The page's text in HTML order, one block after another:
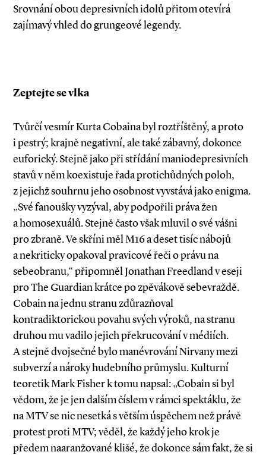
Srovnání obou depresivních idolů přitom otevírá
zajímavý vhled do grungeové legendy.
Zeptejte se vlka
Tvůrčí vesmír Kurta Cobaina byl roztříštěný, a proto
i pestrý; krajně negativní, ale také zábavný, dokonce
euforický. Stejně jako při střídání maniodepresivních
stavů v něm koexistuje řada protichůdných poloh,
z jejichž souhrnu jeho osobnost vyvstává jako enigma.
„Své fanoušky vyzýval, aby podpořili práva žen
a homosexuálů. Stejně často však mluvil o své vášni
pro zbraně. Ve skříni měl M16 a deset tisíc nábojů
a nekriticky opakoval pravicové řeči o právu na
sebeobranu,“ připomněl Jonathan Freedland v eseji
pro The Guardian krátce po zpěvákově sebevraždě.
Cobain na jednu stranu zdůrazňoval
kontradiktorickou povahu svých výroků, na stranu
druhou mu vadilo jejich překrucování v médiích.
A stejně dvojsečné bylo manévrování Nirvany mezi
subverzí a nároky hudebního průmyslu. Kulturní
teoretik Mark Fisher k tomu napsal: „Cobain si byl
vědom, že je jen dalším číslem v rámci spektáklu, že
na MTV se nic nesetká s větším úspěchem než právě
protest proti MTV; věděl, že každý jeho krok je
předem naaranžované klišé, že dokonce sám fakt, že si